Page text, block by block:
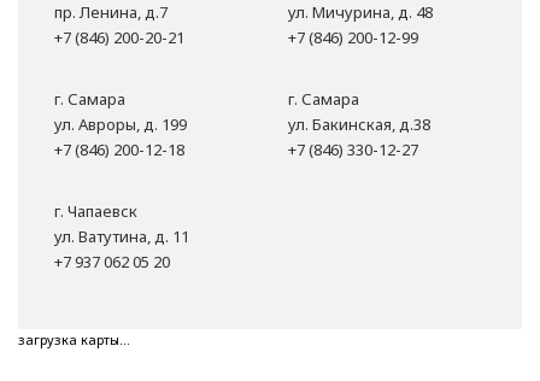
пр. Ленина, д.7
+7 (846) 200-20-21
ул. Мичурина, д. 48
+7 (846) 200-12-99
г. Самара
ул. Авроры, д. 199
+7 (846) 200-12-18
г. Самара
ул. Бакинская, д.38
+7 (846) 330-12-27
г. Чапаевск
ул. Ватутина, д. 11
+7 937 062 05 20
загрузка карты...